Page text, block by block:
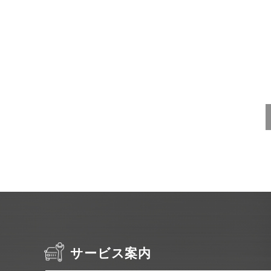
サービス案内